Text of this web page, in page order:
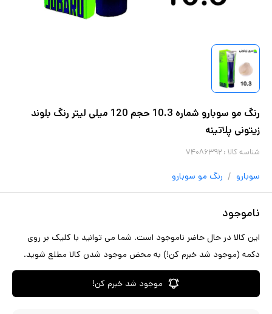
رنگ مو سوبارو شماره 10.3 حجم 120 میلی لیتر رنگ بلوند
زیتونی پلاتینه
شناسه کالا : ۷۴۰۸۶۳۹۲
سوبارو / رنگ مو سوبارو
ناموجود
این کالا در حال حاضر ناموجود است. شما می توانید با کلیک بر روی
دکمه (موجود شد خبرم کن!) به محض موجود شدن کالا مطلع شوید.
موجود شد خبرم کن!